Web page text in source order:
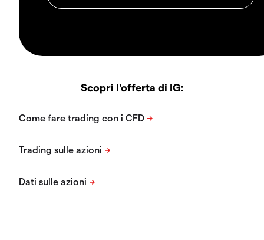
Scopri l'offerta di IG: